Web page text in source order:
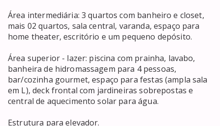
Área intermediária: 3 quartos com banheiro e closet,
mais 02 quartos, sala central, varanda, espaço para
home theater, escritório e um pequeno depósito.
Área superior - lazer: piscina com prainha, lavabo,
banheira de hidromassagem para 4 pessoas,
bar/cozinha gourmet, espaço para festas (ampla sala
em L), deck frontal com jardineiras sobrepostas e
central de aquecimento solar para água.
Estrutura para elevador.